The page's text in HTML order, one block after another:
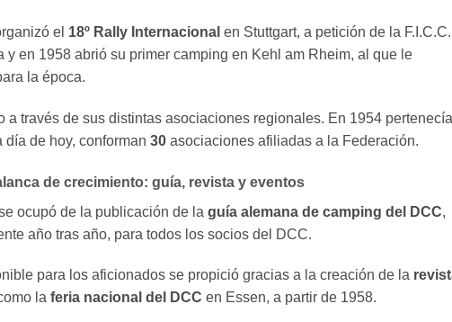
el 18º Rally Internacional en Stuttgart, a petición de la
y en 1958 abrió su primer camping en Kehl am Rheim, al que le
la época.
a través de sus distintas asociaciones regionales. En 1954
de hoy, conforman 30 asociaciones afiliadas a la Federación.
de crecimiento: guía, revista y eventos
ocupó de la publicación de la guía alemana de camping del DCC,
año tras año, para todos los socios del DCC.
para los aficionados se propició gracias a la creación de la
la feria nacional del DCC en Essen, a partir de 1958.